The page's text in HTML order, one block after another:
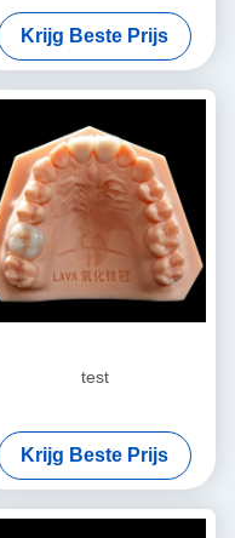
Esthetics Tandheelkundige
Inlay Onlay
Krijg Beste Prijs
test
Krijg Beste Prijs